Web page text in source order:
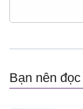
Bạn nên đọc